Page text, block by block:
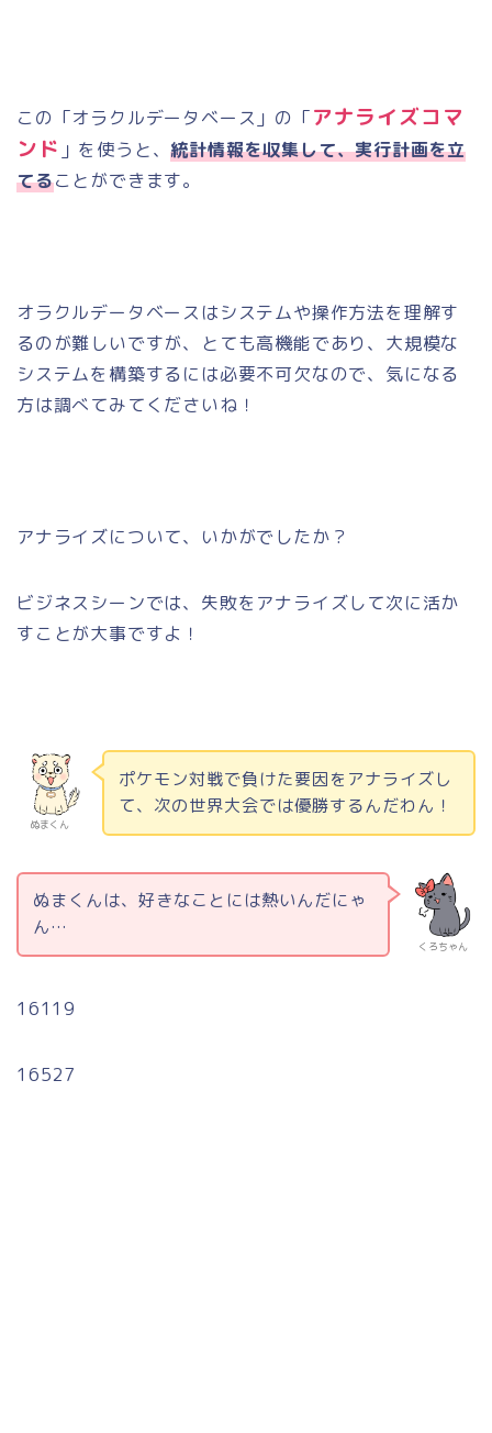
この「オラクルデータベース」の「アナライズコマ
ンド 」を使うと、統計情報を収集して、実行計画を立
てることができます。
オラクルデータベースはシステムや操作方法を理解す
るのが難しいですが、とても高機能であり、大規模な
システムを構築するには必要不可欠なので、気になる
方は調べてみてくださいね！
アナライズについて、いかがでしたか？
ビジネスシーンでは、失敗をアナライズして次に活か
すことが大事ですよ！
ぬまくん
ポケモン対戦で負けた要因をアナライズし
て、次の世界大会では優勝するんだわん！
くろちゃん
ぬまくんは、好きなことには熱いんだにゃ
ん…
16119
16527